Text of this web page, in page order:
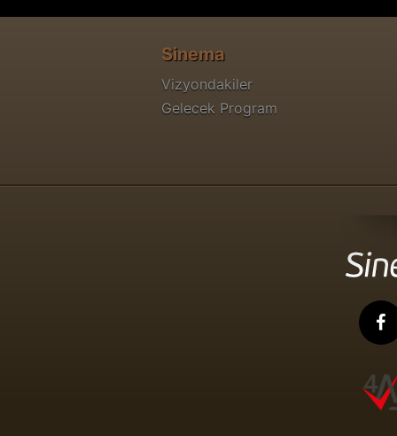
Sinema
Vizyondakiler
Gelecek Program